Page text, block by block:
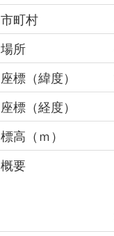
市町村
場所
座標（緯度）
座標（経度）
標高（ｍ）
概要